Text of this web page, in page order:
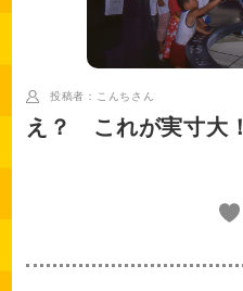
投稿者：こんち さん
え？ これが実寸大！